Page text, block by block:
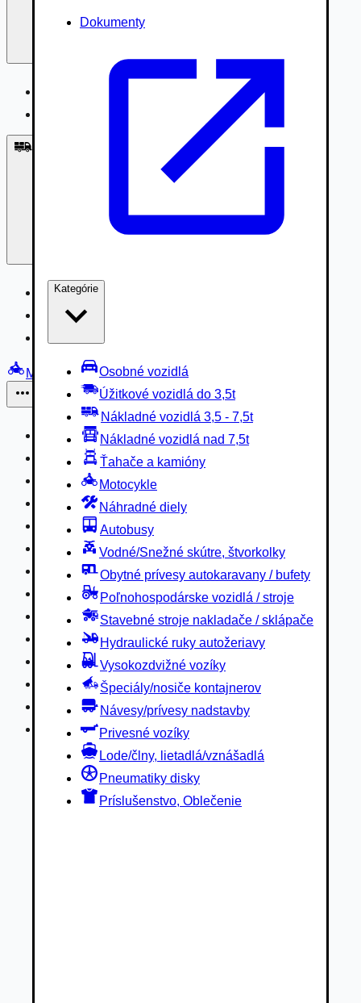
Dokumenty
Kategórie
Osobné vozidlá
Úžitkové vozidlá do 3,5t
Nákladné vozidlá 3,5 - 7,5t
Nákladné vozidlá nad 7,5t
Ťahače a kamióny
Motocykle
Náhradné diely
Autobusy
Vodné/Snežné skútre, štvorkolky
Obytné prívesy autokaravany / bufety
Poľnohospodárske vozidlá / stroje
Stavebné stroje nakladače / sklápače
Hydraulické ruky autožeriavy
Vysokozdvižné vozíky
Špeciály/nosiče kontajnerov
Návesy/prívesy nadstavby
Privesné vozíky
Lode/člny, lietadlá/vznášadlá
Pneumatiky disky
Príslušenstvo, Oblečenie
Nákladné vozidlá 3,5 - 7,5t
Nákladné vozidlá nad 7,5t
Motocykle
Náhradné diely
Autobusy
Vodné/Snežné skútre, štvorkolky
Obytné prívesy autokaravany / bufety
Poľnohospodárske vozidlá / stroje
Stavebné stroje nakladače / sklápače
Hydraulické ruky autožeriavy
Vysokozdvižné vozíky
Špeciály/nosiče kontajnerov
Návesy/prívesy nadstavby
Privesné vozíky
Lode/člny, lietadlá/vznášadlá
Pneumatiky disky
Príslušenstvo, Oblečenie